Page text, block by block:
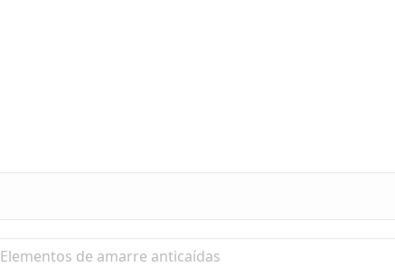
Elementos de amarre anticaídas